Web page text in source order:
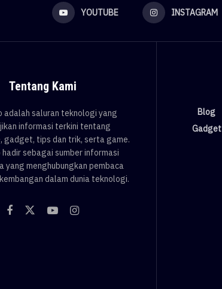
YOUTUBE INSTAGRAM
Tentang Kami
adalah saluran teknologi yang
informasi terkini tentang
gadget, tips dan trik, serta game.
sebagai sumber informasi
yang menghubungkan pembaca
dalam dunia teknologi.
Blog
Gadget